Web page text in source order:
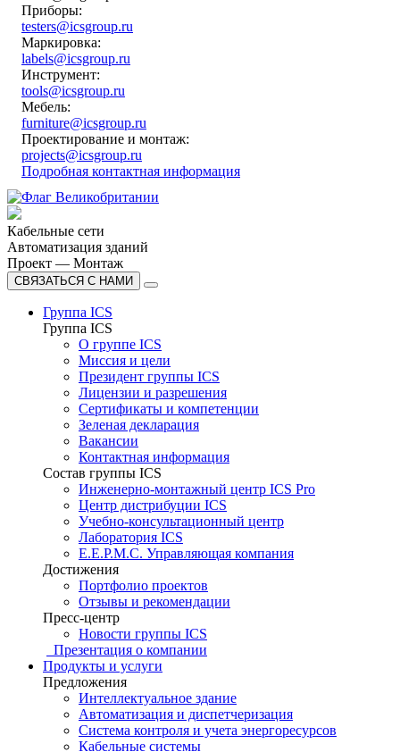
Приборы:
testers@icsgroup.ru
Маркировка:
labels@icsgroup.ru
Инструмент:
tools@icsgroup.ru
Мебель:
furniture@icsgroup.ru
Проектирование и монтаж:
projects@icsgroup.ru
Подробная контактная информация
Кабельные сети
Автоматизация зданий
Проект — Монтаж
СВЯЗАТЬСЯ С НАМИ
Группа ICS
Группа ICS
О группе ICS
Миссия и цели
Президент группы ICS
Лицензии и разрешения
Сертификаты и компетенции
Зеленая декларация
Вакансии
Контактная информация
Состав группы ICS
Инженерно-монтажный центр ICS Pro
Центр дистрибуции ICS
Учебно-консультационный центр
Лаборатория ICS
E.E.P.M.C. Управляющая компания
Достижения
Портфолио проектов
Отзывы и рекомендации
Пресс-центр
Новости группы ICS
Презентация о компании
Продукты и услуги
Предложения
Интеллектуальное здание
Автоматизация и диспетчеризация
Система контроля и учета энергоресурсов
Кабельные системы